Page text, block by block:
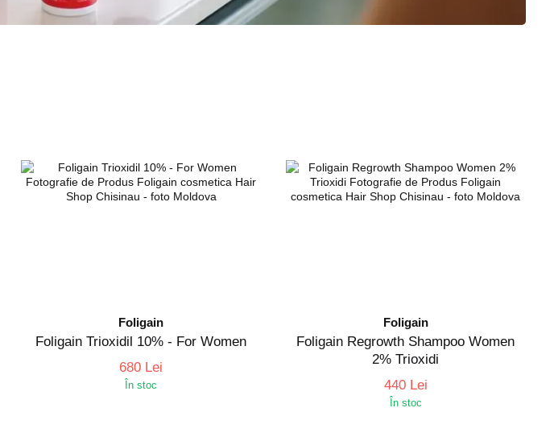
Foligain
Foligain Trioxidil 10% - For Women
680 Lei
În stoc
Foligain
Foligain Regrowth Shampoo Women
2% Trioxidi
440 Lei
În stoc